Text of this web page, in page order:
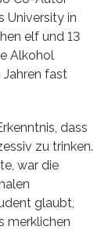
University in
elf und 13
Alkohol
fast
dass
zu trinken.
war die
glaubt,
merklichen